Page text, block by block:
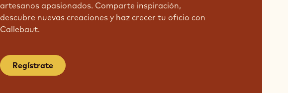
artesanos apasionados. Comparte inspiración,
descubre nuevas creaciones y haz crecer tu oficio con
Callebaut.
Regístrate